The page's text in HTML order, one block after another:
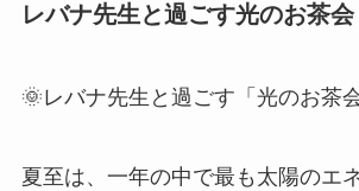
レバナ先生と過ごす光のお茶会
🌞レバナ先生と過ごす「光のお茶
夏至は、一年の中で最も太陽のエ